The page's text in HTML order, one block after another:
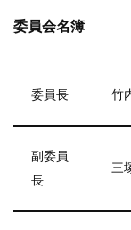
委員会名簿
委員長 竹
副委員
長
三